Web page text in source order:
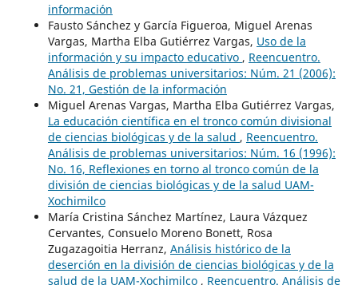
información
Fausto Sánchez y García Figueroa, Miguel Arenas
Vargas, Martha Elba Gutiérrez Vargas, Uso de la
información y su impacto educativo , Reencuentro.
Análisis de problemas universitarios: Núm. 21 (2006):
No. 21, Gestión de la información
Miguel Arenas Vargas, Martha Elba Gutiérrez Vargas,
La educación científica en el tronco común divisional
de ciencias biológicas y de la salud , Reencuentro.
Análisis de problemas universitarios: Núm. 16 (1996):
No. 16, Reflexiones en torno al tronco común de la
división de ciencias biológicas y de la salud UAM-
Xochimilco
María Cristina Sánchez Martínez, Laura Vázquez
Cervantes, Consuelo Moreno Bonett, Rosa
Zugazagoitia Herranz, Análisis histórico de la
deserción en la división de ciencias biológicas y de la
salud de la UAM-Xochimilco , Reencuentro. Análisis de